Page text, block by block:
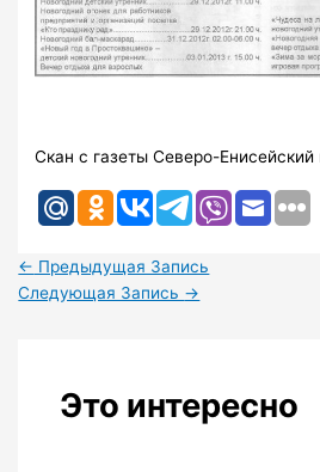
Скан с газеты Северо-Енисейский
← Предыдущая Запись
Следующая Запись →
Это интересно